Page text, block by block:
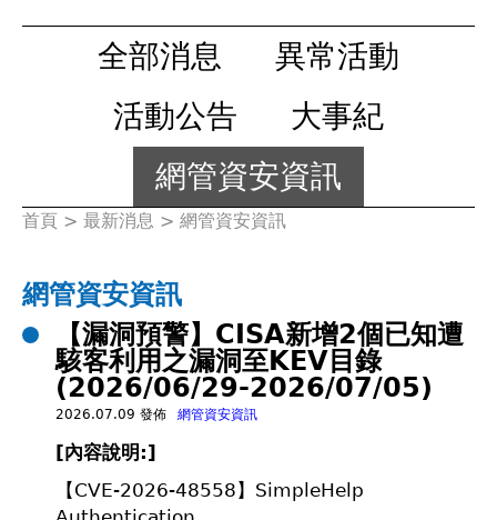
全部消息
異常活動
活動公告
大事紀
網管資安資訊
您
在
這
首頁 > 最新消息 > 網管資安資訊
網管資安資訊
【漏洞預警】CISA新增2個已知遭
駭客利用之漏洞至KEV目錄
(2026/06/29-2026/07/05)
2026.07.09 發佈 網管資安資訊
[內容說明:]
【CVE-2026-48558】SimpleHelp